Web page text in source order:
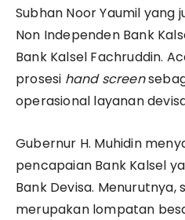
Subhan Noor Yaumil yang
Non Independen Bank
Bank Kalsel Fachruddin.
prosesi hand screen
operasional layanan
Gubernur H. Muhidin
pencapaian Bank Kalsel
Bank Devisa.
merupakan lompatan